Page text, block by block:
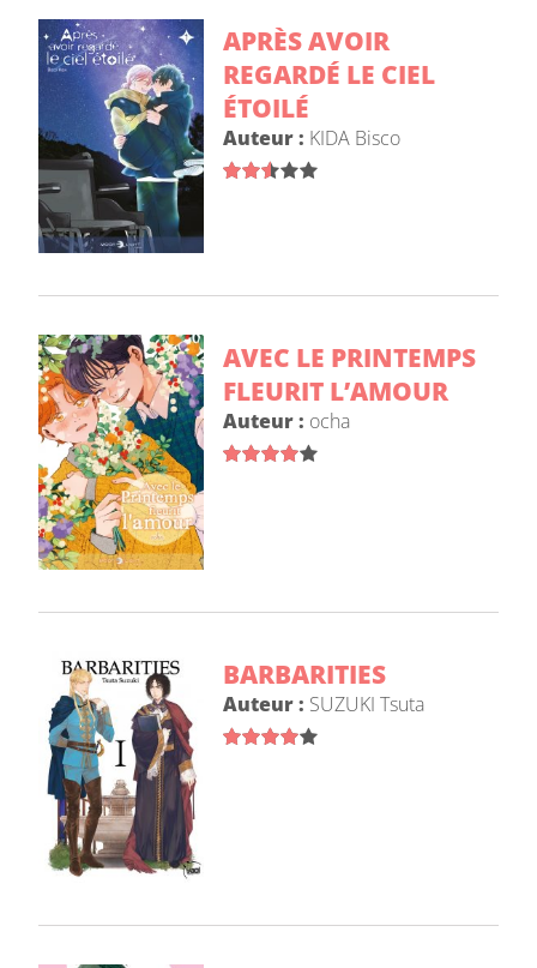
APRÈS AVOIR
REGARDÉ LE CIEL
ÉTOILÉ
Auteur : KIDA Bisco
AVEC LE PRINTEMPS
FLEURIT L’AMOUR
Auteur : ocha
BARBARITIES
Auteur : SUZUKI Tsuta